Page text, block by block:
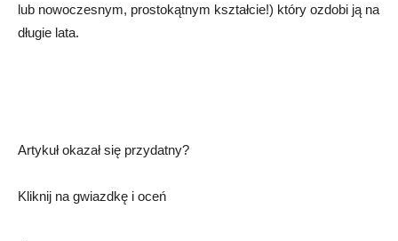
lub nowoczesnym, prostokątnym kształcie!) który ozdobi ją na
długie lata.
Artykuł okazał się przydatny?
Kliknij na gwiazdkę i oceń